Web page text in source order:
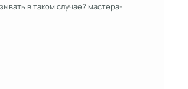
в таком случае? мастера-